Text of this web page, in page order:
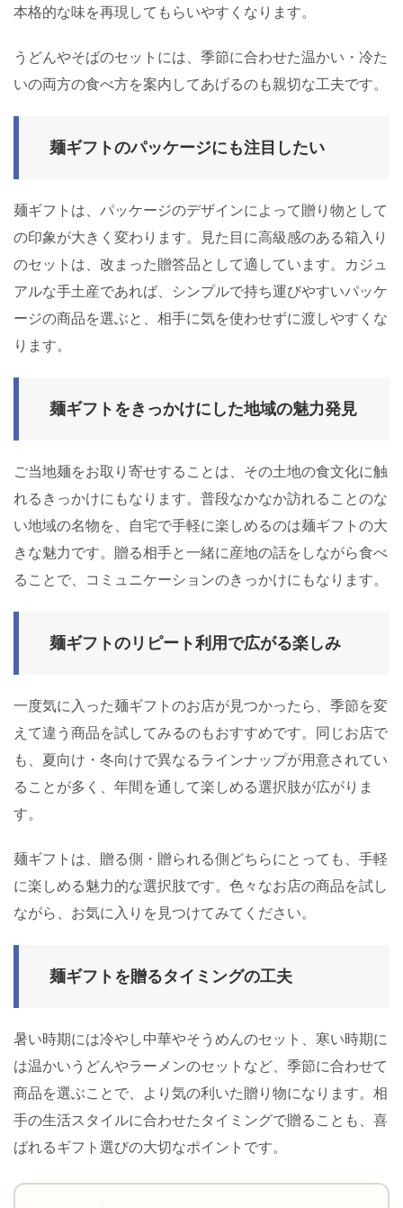
本格的な味を再現してもらいやすくなります。
うどんやそばのセットには、季節に合わせた温かい・冷た
いの両方の食べ方を案内してあげるのも親切な工夫です。
麺ギフトのパッケージにも注目したい
麺ギフトは、パッケージのデザインによって贈り物として
の印象が大きく変わります。見た目に高級感のある箱入り
のセットは、改まった贈答品として適しています。カジュ
アルな手土産であれば、シンプルで持ち運びやすいパッケ
ージの商品を選ぶと、相手に気を使わせずに渡しやすくな
ります。
麺ギフトをきっかけにした地域の魅力発見
ご当地麺をお取り寄せすることは、その土地の食文化に触
れるきっかけにもなります。普段なかなか訪れることのな
い地域の名物を、自宅で手軽に楽しめるのは麺ギフトの大
きな魅力です。贈る相手と一緒に産地の話をしながら食べ
ることで、コミュニケーションのきっかけにもなります。
麺ギフトのリピート利用で広がる楽しみ
一度気に入った麺ギフトのお店が見つかったら、季節を変
えて違う商品を試してみるのもおすすめです。同じお店で
も、夏向け・冬向けで異なるラインナップが用意されてい
ることが多く、年間を通して楽しめる選択肢が広がりま
す。
麺ギフトは、贈る側・贈られる側どちらにとっても、手軽
に楽しめる魅力的な選択肢です。色々なお店の商品を試し
ながら、お気に入りを見つけてみてください。
麺ギフトを贈るタイミングの工夫
暑い時期には冷やし中華やそうめんのセット、寒い時期に
は温かいうどんやラーメンのセットなど、季節に合わせて
商品を選ぶことで、より気の利いた贈り物になります。相
手の生活スタイルに合わせたタイミングで贈ることも、喜
ばれるギフト選びの大切なポイントです。